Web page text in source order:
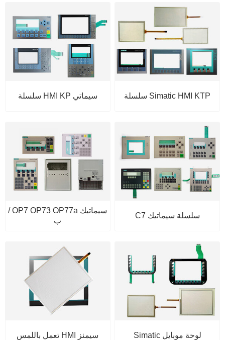
Simatic HMI KTP سلسلة سيماتي HMI KP سلسلة
سلسلة سيماتيك C7
سيماتيك OP7 OP73 OP77a /
ب
لوحة موبايل Simatic سيمنز HMI تعمل باللمس